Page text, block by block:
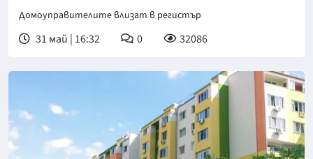
Домоуправителите влизат в регистър
31 май | 16:32 0 32086